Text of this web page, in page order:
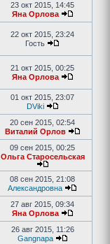
23 окт 2015, 14:45
Яна Орлова
22 окт 2015, 23:24
Гость
21 окт 2015, 00:25
Яна Орлова
01 окт 2015, 23:07
DViki
20 сен 2015, 02:54
Виталий Орлов
09 сен 2015, 00:25
Ольга Старосельская
08 сен 2015, 21:08
Александровна
27 авг 2015, 09:34
Яна Орлова
26 авг 2015, 11:26
Gangnapa